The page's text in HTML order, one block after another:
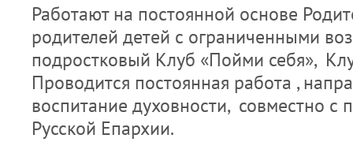
Работают на постоянной основе
родителей детей с ограниченными
подростковый Клуб «Пойми себя»,
Проводится постоянная работа ,
воспитание духовности, совместно с
Русской Епархии.